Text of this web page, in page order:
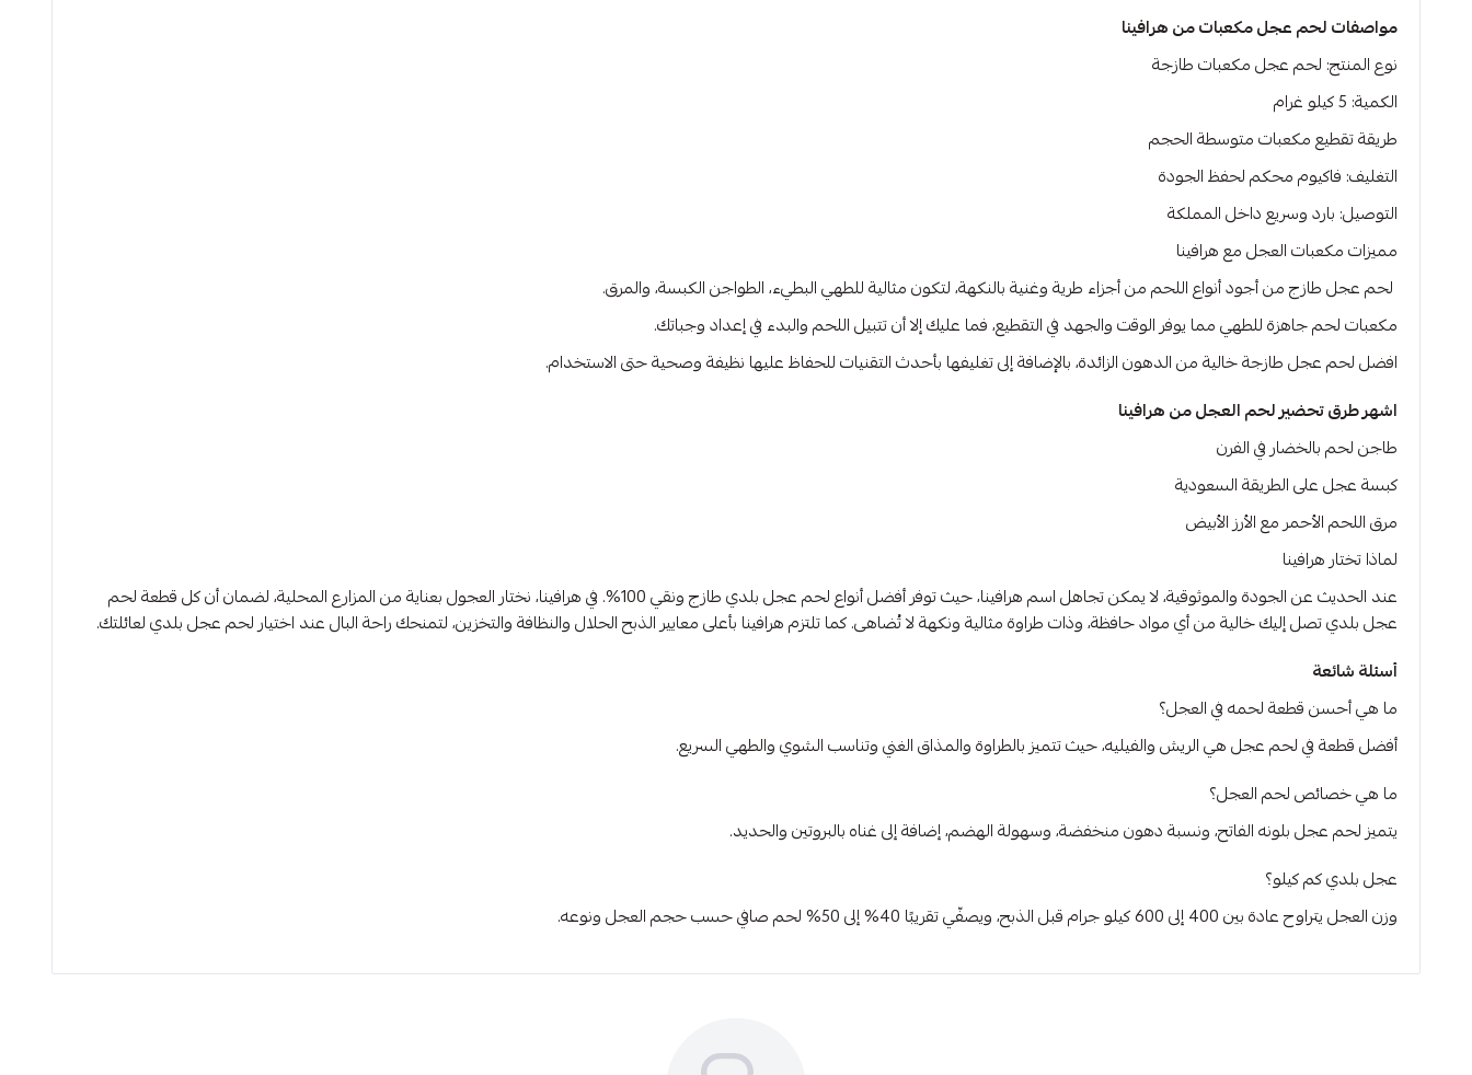
مواصفات لحم عجل مكعبات من هرافينا
نوع المنتج: لحم عجل مكعبات طازجة
الكمية: 5 كيلو غرام
طريقة تقطيع مكعبات متوسطة الحجم
التغليف: فاكيوم محكم لحفظ الجودة
التوصيل: بارد وسريع داخل المملكة
مميزات مكعبات العجل مع هرافينا
لحم عجل طازج من أجود أنواع اللحم من أجزاء طرية وغنية بالنكهة، لتكون مثالية للطهي البطيء، الطواجن الكبسة، والمرق.
مكعبات لحم جاهزة للطهي مما يوفر الوقت والجهد في التقطيع، فما عليك إلا أن تتبيل اللحم والبدء في إعداد وجباتك.
افضل لحم عجل طازجة خالية من الدهون الزائدة، بالإضافة إلى تغليفها بأحدث التقنيات للحفاظ عليها نظيفة وصحية حتى الاستخدام.
اشهر طرق تحضير لحم العجل من هرافينا
طاجن لحم بالخضار في الفرن
كبسة عجل على الطريقة السعودية
مرق اللحم الأحمر مع الأرز الأبيض
لماذا تختار هرافينا
عند الحديث عن الجودة والموثوقية، لا يمكن تجاهل اسم هرافينا، حيث توفر أفضل أنواع لحم عجل بلدي طازج ونقي 100%. في هرافينا، نختار العجول بعناية من المزارع المحلية، لضمان أن كل قطعة لحم
عجل بلدي تصل إليك خالية من أي مواد حافظة، وذات طراوة مثالية ونكهة لا تُضاهى. كما تلتزم هرافينا بأعلى معايير الذبح الحلال والنظافة والتخزين، لتمنحك راحة البال عند اختيار لحم عجل بلدي لعائلتك.
أسئلة شائعة
ما هي أحسن قطعة لحمه في العجل؟
أفضل قطعة في لحم عجل هي الريش والفيليه، حيث تتميز بالطراوة والمذاق الغني وتناسب الشوي والطهي السريع.
ما هي خصائص لحم العجل؟
يتميز لحم عجل بلونه الفاتح، ونسبة دهون منخفضة، وسهولة الهضم، إضافة إلى غناه بالبروتين والحديد.
عجل بلدي كم كيلو؟
وزن العجل يتراوح عادة بين 400 إلى 600 كيلو جرام قبل الذبح، ويصفّي تقريبًا 40% إلى 50% لحم صافي حسب حجم العجل ونوعه.